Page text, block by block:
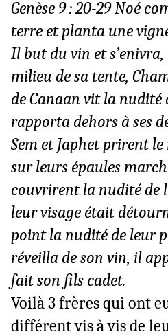
Genèse 9 : 20-29 Noé
terre et planta une
Il but du vin et
milieu de sa tente,
de Canaan vit la nudité
rapporta dehors à ses
Sem et Japhet prirent
sur leurs épaules
couvrirent la nudité de
leur visage était
point la nudité de leur
réveilla de son vin, il
fait son fils cadet.
Voilà 3 frères qui ont
différent vis à vis de